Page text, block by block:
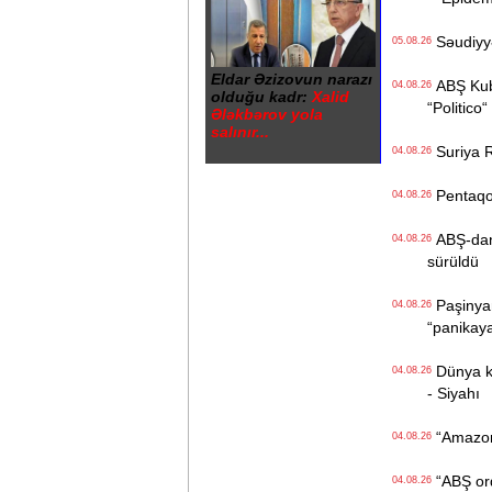
Eldar Əzizovun narazı
olduğu kadr: Xalid
Ələkbərov yola
salınır...
05.08.26
04.08.26ABŞ
“Politico“
04.08.26Suriya
04.08.26
04.08.26ABŞ-
sürüldü
04.08.26
04.08.26Dünya
- Siyahı
04.08.26
04.08.26“ABŞ